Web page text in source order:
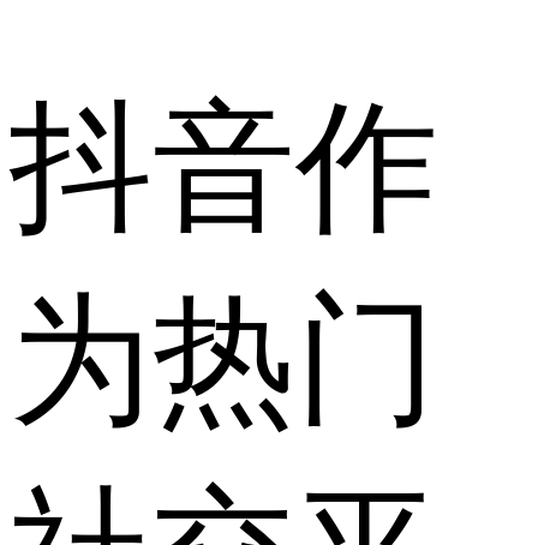
抖音作
为热门